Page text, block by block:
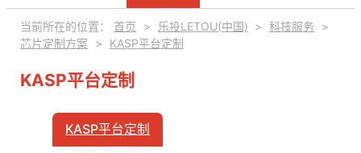
TECH SERVICE
当前所在的位置： 首页 > 乐投LETOU(中国) > 科技服务
>
芯片定制方案
> KASP平台定制
KASP平台定制
KASP平台定制